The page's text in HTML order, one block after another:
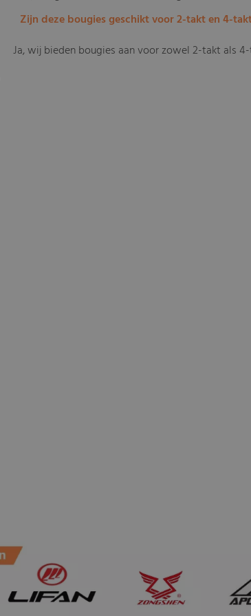
Zijn deze bougies geschikt voor 2-takt en 4-
Ja, wij bieden bougies aan voor zowel 2-takt als